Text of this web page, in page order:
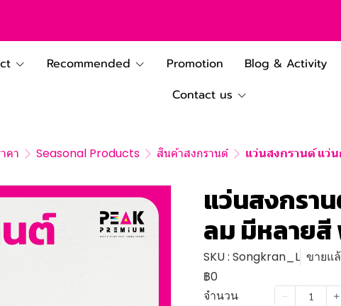
Recommended Promotion Blog & Activity
Contact us
คา Seasonal Products สินค้าสงกรานต์ แว่นสงกรานต์ แว่
แว่นสงกรา
ลม มีหลายสี
SKU : Songkran_L ขายแ
฿0
จำนวน